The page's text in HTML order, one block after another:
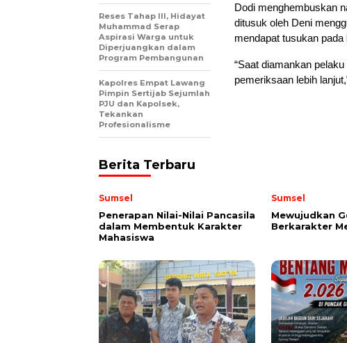
Dodi menghembuskan
ditusuk oleh Deni
mendapat tusukan pada
“Saat diamankan
pemeriksaan lebih
Reses Tahap III, Hidayat
Muhammad Serap
Aspirasi Warga untuk
Diperjuangkan dalam
Program Pembangunan
Kapolres Empat Lawang
Pimpin Sertijab Sejumlah
PJU dan Kapolsek,
Tekankan
Profesionalisme
Berita Terbaru
Sumsel
Penerapan Nilai-Nilai Pancasila
dalam Membentuk Karakter
Mahasiswa
Sumsel
Mewujudkan
Berkarakter